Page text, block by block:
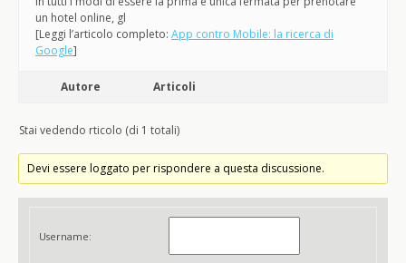
un hotel online, gl
[Leggi l’articolo completo: App contro Mobile: la ricerca di
Google]
Autore Articoli
Stai vedendo rticolo (di 1 totali)
Devi essere loggato per rispondere a questa discussione.
Username: